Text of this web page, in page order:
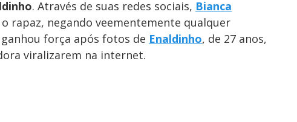
. Através de suas redes sociais, Bianca
rapaz, negando veementemente qualquer
força após fotos de Enaldinho, de 27 anos,
viralizarem na internet.